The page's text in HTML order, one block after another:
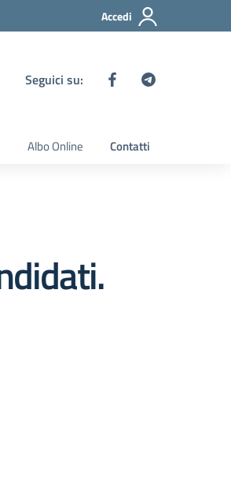
Accedi
Seguici su:
Albo Online Contatti